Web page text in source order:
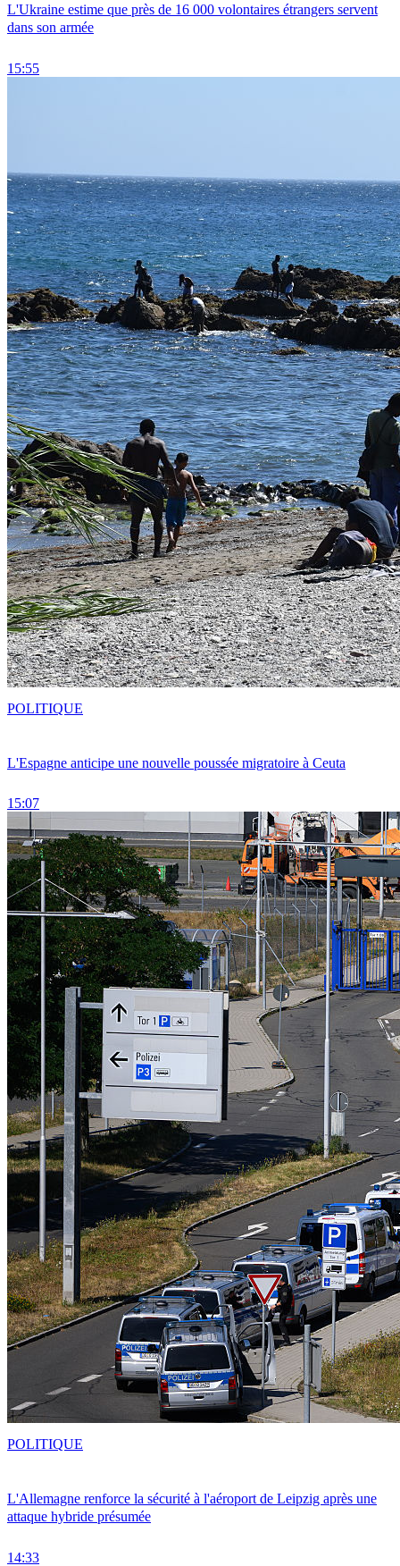
L'Ukraine estime que près de 16 000 volontaires étrangers servent
dans son armée
15:55
L'Espagne anticipe une nouvelle poussée migratoire à Ceuta
15:07
POLITIQUE
L'Allemagne renforce la sécurité à l'aéroport de Leipzig après une
attaque hybride présumée
14:33
POLITIQUE